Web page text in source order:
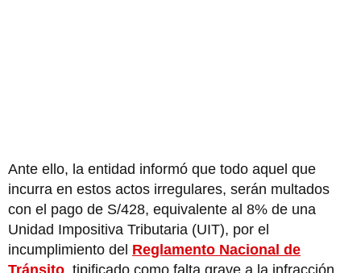
Ante ello, la entidad informó que todo aquel que
incurra en estos actos irregulares, serán multados
con el pago de S/428, equivalente al 8% de una
Unidad Impositiva Tributaria (UIT), por el
incumplimiento del Reglamento Nacional de